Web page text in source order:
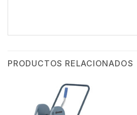
PRODUCTOS RELACIONADOS